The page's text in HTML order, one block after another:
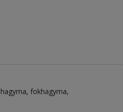
hagyma fokhagyma